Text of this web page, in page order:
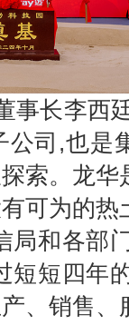
事长李西
公司,也是
索。龙华
可为的热
局和各部
短短四年
、销售